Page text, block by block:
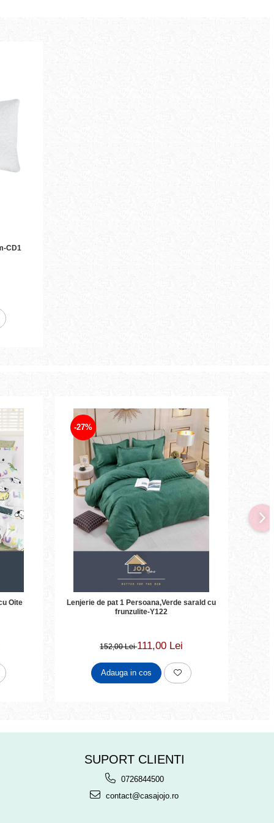
CD1
Oite
-27%
Lenjerie de pat 1 Persoana,Verde sarald cu
frunzulite-Y122
152,00 Lei111,00 Lei
Adauga in cos
-
SUPORT CLIENTI
0726844500
contact@casajojo.ro